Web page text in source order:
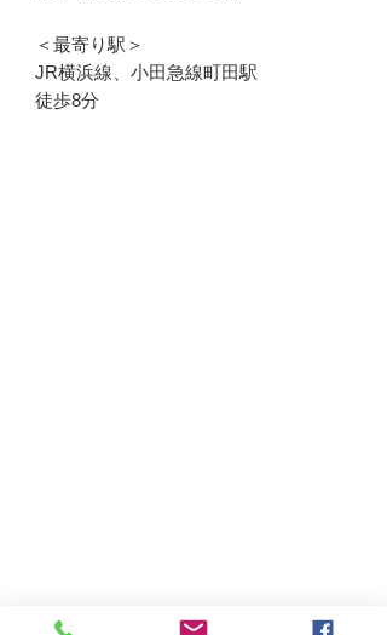
＜最寄り駅＞
JR横浜線、小田急線町田駅
徒歩8分